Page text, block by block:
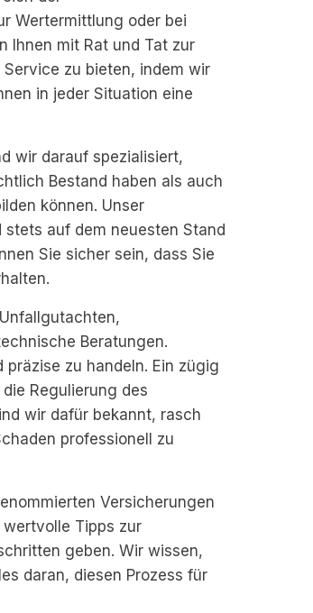
Wertermittlung oder bei
Ihnen mit Rat und Tat zur
zu bieten, indem wir
in jeder Situation eine
wir darauf spezialisiert,
Bestand haben als auch
können. Unser
auf dem neuesten Stand
Sie sicher sein, dass Sie
Beratungen.
zu handeln. Ein zügig
Regulierung des
wir dafür bekannt, rasch
professionell zu
Versicherungen
Tipps zur
geben. Wir wissen,
daran, diesen Prozess für